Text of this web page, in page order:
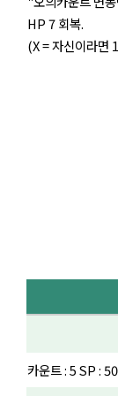
HP 7 회복.
(X = 자신이라면
카운트 : 5 SP :